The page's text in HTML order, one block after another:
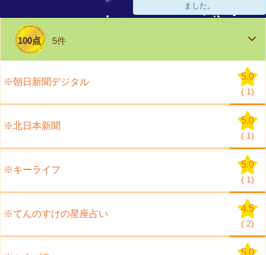
ました。
100点 5件
※朝日新聞デジタル
5.0
( 1)
※北日本新聞
5.0
( 1)
※キーライフ
5.0
( 1)
※てんのすけの星座占い
4.5
( 2)
5.0